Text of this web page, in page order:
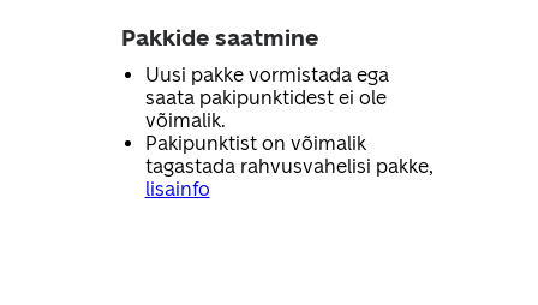
Pakkide saatmine
Uusi pakke vormistada ega
saata pakipunktidest ei ole
võimalik.
Pakipunktist on võimalik
tagastada rahvusvahelisi pakke,
lisainfo